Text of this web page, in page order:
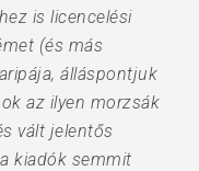
is licencelési
(és más
álláspontjuk
az ilyen morzsák
vált jelentős
kiadók semmit